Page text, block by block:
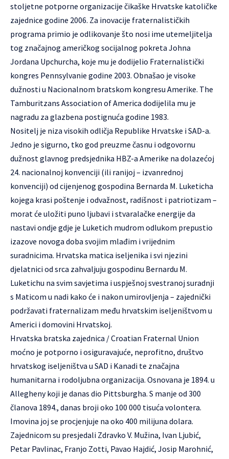
stoljetne potporne organizacije čikaške Hrvatske katoličke
zajednice godine 2006. Za inovacije fraternalističkih
programa primio je odlikovanje što nosi ime utemeljitelja
tog značajnog američkog socijalnog pokreta Johna
Jordana Upchurcha, koje mu je dodijelio Fraternalistički
kongres Pennsylvanie godine 2003. Obnašao je visoke
dužnosti u Nacionalnom bratskom kongresu Amerike. The
Tamburitzans Association of America dodijelila mu je
nagradu za glazbena postignuća godine 1983.
Nositelj je niza visokih odličja Republike Hrvatske i SAD-a.
Jedno je sigurno, tko god preuzme časnu i odgovornu
dužnost glavnog predsjednika HBZ-a Amerike na dolazećoj
24. nacionalnoj konvenciji (ili ranijoj – izvanrednoj
konvenciji) od cijenjenog gospodina Bernarda M. Luketicha
kojega krasi poštenje i odvažnost, radišnost i patriotizam –
morat će uložiti puno ljubavi i stvaralačke energije da
nastavi ondje gdje je Luketich mudrom odlukom prepustio
izazove novoga doba svojim mlađim i vrijednim
suradnicima. Hrvatska matica iseljenika i svi njezini
djelatnici od srca zahvaljuju gospodinu Bernardu M.
Luketichu na svim savjetima i uspješnoj svestranoj suradnji
s Maticom u nadi kako će i nakon umirovljenja – zajednički
podržavati fraternalizam među hrvatskim iseljeništvom u
Americi i domovini Hrvatskoj.
Hrvatska bratska zajednica / Croatian Fraternal Union
moćno je potporno i osiguravajuće, neprofitno, društvo
hrvatskog iseljeništva u SAD i Kanadi te značajna
humanitarna i rodoljubna organizacija. Osnovana je 1894. u
Allegheny koji je danas dio Pittsburgha. S manje od 300
članova 1894., danas broji oko 100 000 tisuća volontera.
Imovina joj se procjenjuje na oko 400 milijuna dolara.
Zajednicom su presjedali Zdravko V. Mužina, Ivan Ljubić,
Petar Pavlinac, Franjo Zotti, Pavao Hajdić, Josip Marohnić,